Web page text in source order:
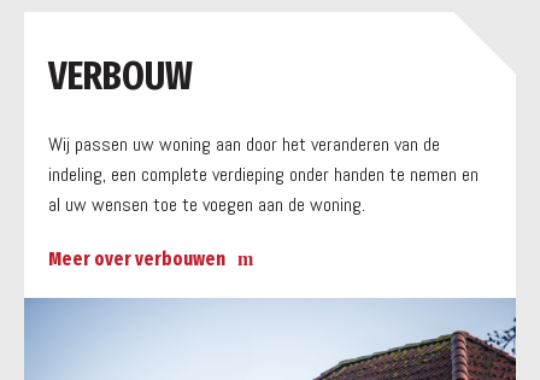
VERBOUW
Wij passen uw woning aan door het veranderen van de
indeling, een complete verdieping onder handen te nemen en
al uw wensen toe te voegen aan de woning.
Meer over verbouwen